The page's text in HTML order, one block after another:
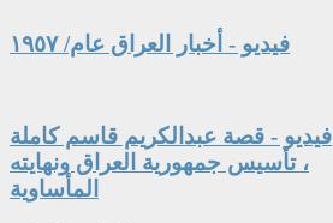
فيديو - أخبار العراق عام/ ١٩٥٧
فيديو - قصة عبدالكريم قاسم كاملة
، تأسيس جمهورية العراق ونهايته
المأساوية